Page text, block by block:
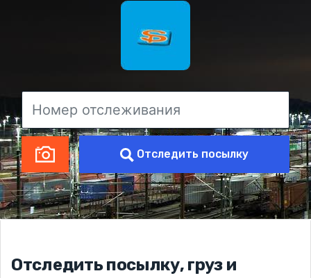
Отследить посылку
Отследить посылку, груз и